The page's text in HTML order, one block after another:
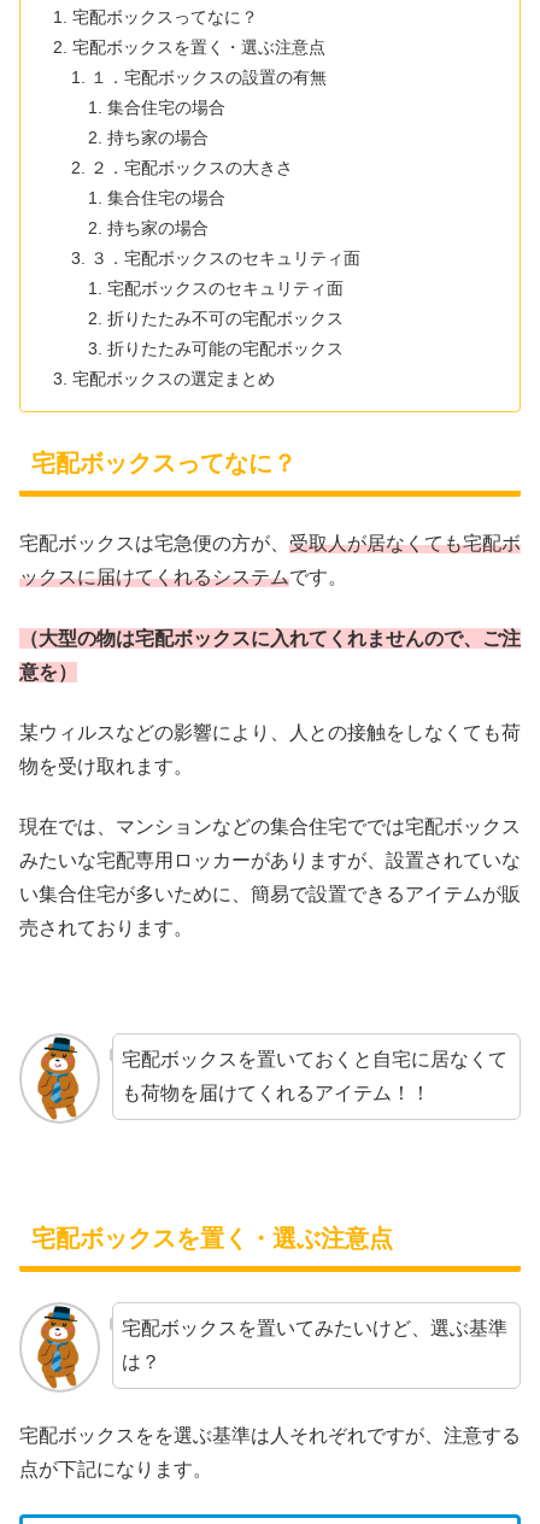
宅配ボックスってなに？
宅配ボックスを置く・選ぶ注意点
１．宅配ボックスの設置の有無
集合住宅の場合
持ち家の場合
２．宅配ボックスの大きさ
集合住宅の場合
持ち家の場合
３．宅配ボックスのセキュリティ面
宅配ボックスのセキュリティ面
折りたたみ不可の宅配ボックス
折りたたみ可能の宅配ボックス
宅配ボックスの選定まとめ
宅配ボックスってなに？
宅配ボックスは宅急便の方が、 受取人が居なくても宅配ボ
ックスに届けてくれるシステムです。
（大型の物は宅配ボックスに入れてくれませんので、ご注
意を）
某ウィルスなどの影響により、人との接触をしなくても荷
物を受け取れます。
現在では、マンションなどの集合住宅ででは宅配ボックス
みたいな宅配専用ロッカーがありますが、設置されていな
い集合住宅が多いために、簡易で設置できるアイテムが販
売されております。
宅配ボックスを置いておくと自宅に居なくて
も荷物を届けてくれるアイテム！！
宅配ボックスを置く・選ぶ注意点
宅配ボックスを置いてみたいけど、選ぶ基準
は？
宅配ボックスをを選ぶ基準は人それぞれですが、注意する
点が下記になります。